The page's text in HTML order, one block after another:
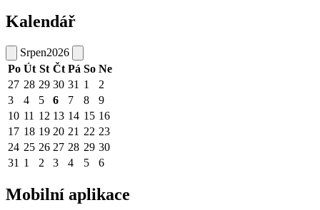
Kalendář
Srpen2026
Po Út St Čt Pá So Ne
27 28 29 30 31 1
2
3
4 5 6 7 8
9
10 11 12 13 14 15 16
17 18 19 20 21 22 23
24 25 26 27 28 29 30
31 1 2 3 4 5 6
Mobilní aplikace